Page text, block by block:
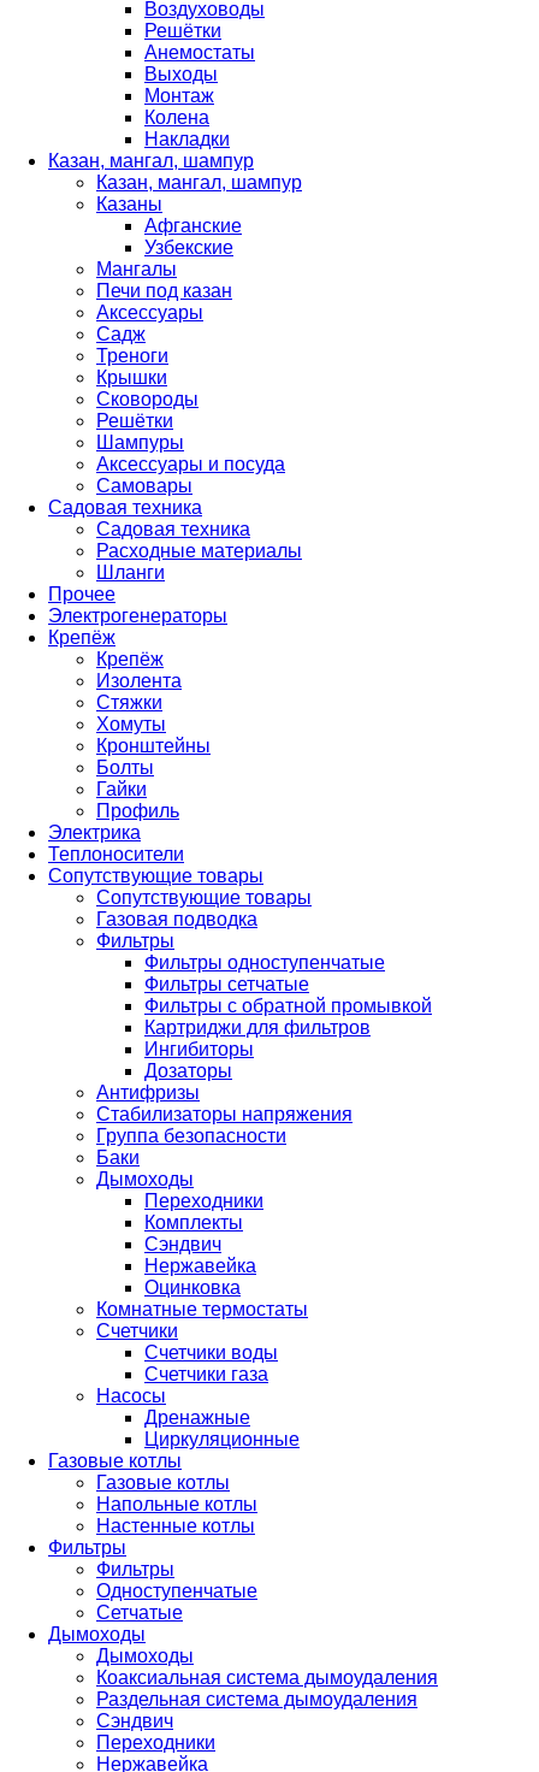
Воздуховоды
Решётки
Анемостаты
Выходы
Монтаж
Колена
Накладки
Казан, мангал, шампур
Казан, мангал, шампур
Казаны
Афганские
Узбекские
Мангалы
Печи под казан
Аксессуары
Садж
Треноги
Крышки
Сковороды
Решётки
Шампуры
Аксессуары и посуда
Самовары
Садовая техника
Садовая техника
Расходные материалы
Шланги
Прочее
Электрогенераторы
Крепёж
Крепёж
Изолента
Стяжки
Хомуты
Кронштейны
Болты
Гайки
Профиль
Электрика
Теплоносители
Сопутствующие товары
Сопутствующие товары
Газовая подводка
Фильтры
Фильтры одноступенчатые
Фильтры сетчатые
Фильтры с обратной промывкой
Картриджи для фильтров
Ингибиторы
Дозаторы
Антифризы
Стабилизаторы напряжения
Группа безопасности
Баки
Дымоходы
Переходники
Комплекты
Сэндвич
Нержавейка
Оцинковка
Комнатные термостаты
Счетчики
Счетчики воды
Счетчики газа
Насосы
Дренажные
Циркуляционные
Газовые котлы
Газовые котлы
Напольные котлы
Настенные котлы
Фильтры
Фильтры
Одноступенчатые
Сетчатые
Дымоходы
Дымоходы
Коаксиальная система дымоудаления
Раздельная система дымоудаления
Сэндвич
Переходники
Нержавейка